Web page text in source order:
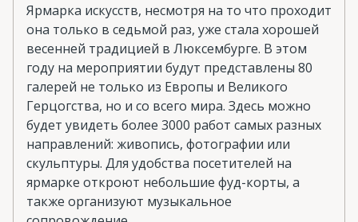
Ярмарка искусств, несмотря на то что проходит
она только в седьмой раз, уже стала хорошей
весенней традицией в Люксембурге. В этом
году на мероприятии будут представлены 80
галерей не только из Европы и Великого
Герцогства, но и со всего мира. Здесь можно
будет увидеть более 3000 работ самых разных
направлений: живопись, фотографии или
скульптуры. Для удобства посетителей на
ярмарке откроют небольшие фуд-корты, а
также организуют музыкальное